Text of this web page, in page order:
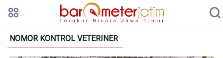
NOMOR KONTROL VETERINER